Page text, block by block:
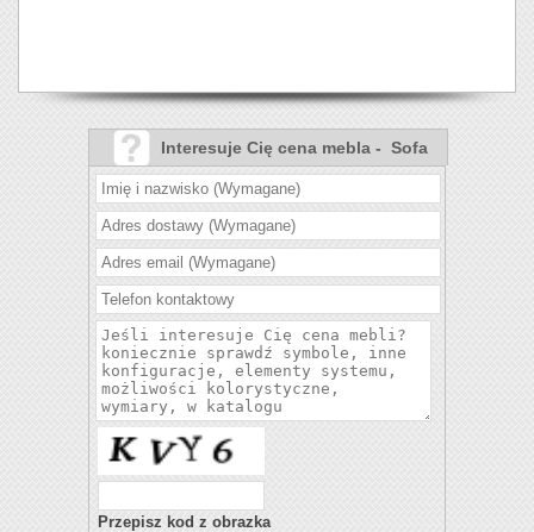
Interesuje Cię cena mebla - Sofa
Leo?
Przepisz kod z obrazka